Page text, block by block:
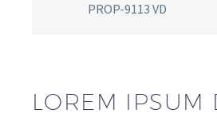
PROP-9113 VD
LOREM IPSUM